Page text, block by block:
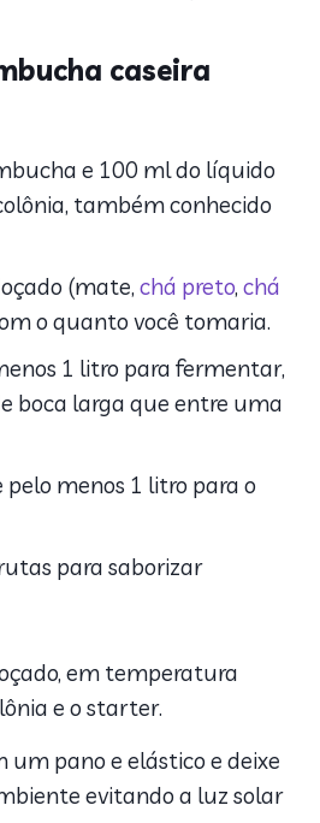
caseira
e 100 ml do líquido
também conhecido
(mate,chá preto,chá
o quanto você tomaria.
1 litro para fermentar,
boca larga que entre uma
menos 1 litro para o
para saborizar
em temperatura
e o starter.
um pano e elástico e deixe
evitando a luz solar